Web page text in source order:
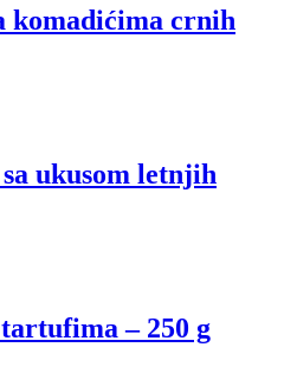
komadićima crnih
ukusom letnjih
– 250 g